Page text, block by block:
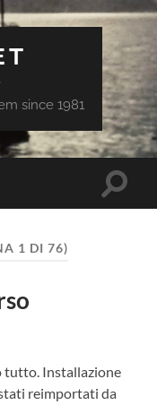
since 1981
1 DI 76)
tutto. Installazione
reimportati da